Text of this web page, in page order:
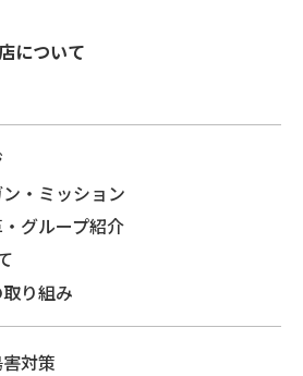
について
・ミッション
グループ紹介
り組み
対策